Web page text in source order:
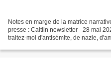
Notes en marge de la matrice
presse : Caitlin newsletter - 28 mai
traitez-moi d'antisémite, de nazie,